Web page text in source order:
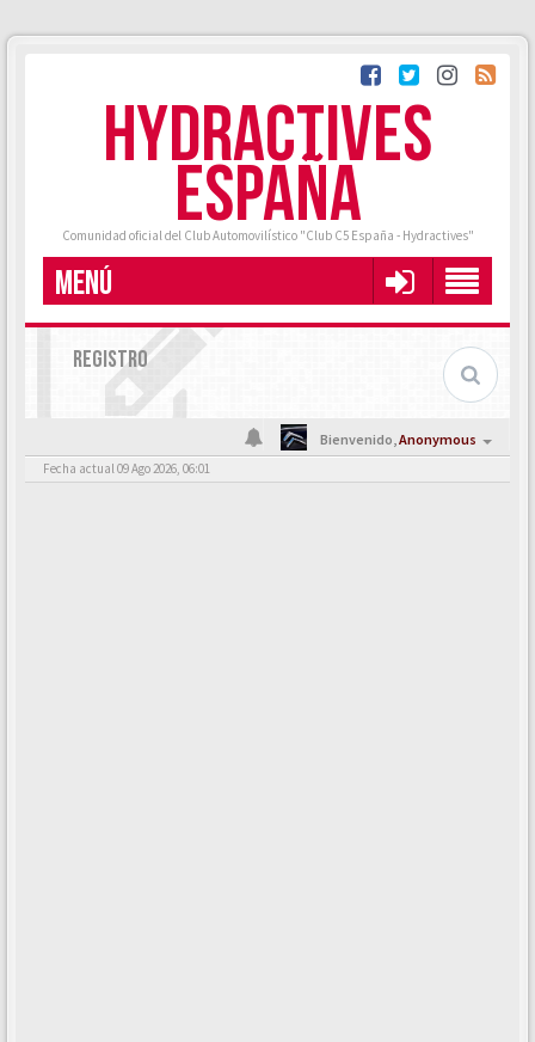
HYDRACTIVES
ESPAÑA
Comunidad oficial del Club Automovilístico "Club C5 España - Hydractives"
MENÚ
REGISTRO
Bienvenido,Anonymous
Fecha actual 09 Ago 2026, 06:01